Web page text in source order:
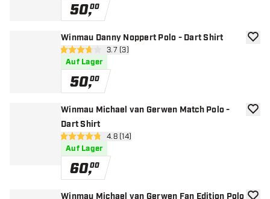
50,00
Winmau Danny Noppert Polo - Dart Shirt
Bewertungsbereich öffnen
3.7 Bewertungssterne
3.7 (3)
Auf Lager
50,00
Zur
Winmau Michael van Gerwen Match Polo -
Dart Shirt
Bewertungsbereich öffnen
4.8 Bewertungssterne
4.8 (14)
Auf Lager
60,00
Zur
Winmau Michael van Gerwen Fan Edition Polo